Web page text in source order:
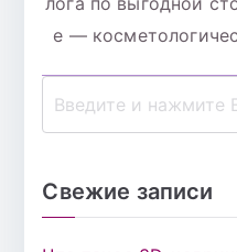
е —
Свежие записи